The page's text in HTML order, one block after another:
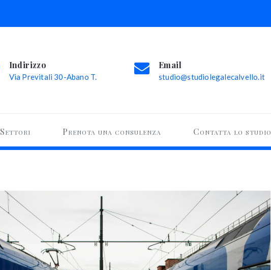
Indirizzo
Via Previtali 30-Abano T.
Email
studio@studiolegalecalvello.it
Settori Prenota una consulenza Contatta lo studio